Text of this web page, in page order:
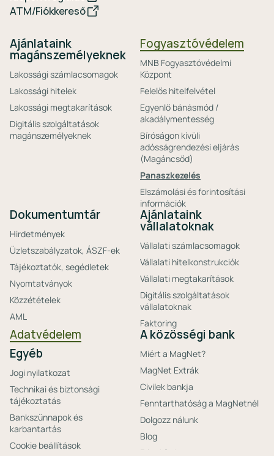
ATM/Fiókkereső
Ajánlataink
magánszemélyeknek
Lakossági számlacsomagok
Lakossági hitelek
Lakossági megtakarítások
Digitális szolgáltatások
magánszemélyeknek
Fogyasztóvédelem
MNB Fogyasztóvédelmi
Központ
Felelős hitelfelvétel
Egyenlő bánásmód /
akadálymentesség
Bíróságon kívüli
adósságrendezési eljárás
(Magáncsőd)
Panaszkezelés
Elszámolási és forintosítási
információk
Dokumentumtár
Hirdetmények
Üzletszabályzatok, ÁSZF-ek
Tájékoztatók, segédletek
Nyomtatványok
Közzétételek
AML
Ajánlataink
vállalatoknak
Vállalati számlacsomagok
Vállalati hitelkonstrukciók
Vállalati megtakarítások
Digitális szolgáltatások
vállalatoknak
Faktoring
Adatvédelem
Egyéb
Jogi nyilatkozat
Technikai és biztonsági
tájékoztatás
Bankszünnapok és
karbantartás
Cookie beállítások
A közösségi bank
Miért a MagNet?
MagNet Extrák
Civilek bankja
Fenntarthatóság a MagNetnél
Dolgozz nálunk
Blog
Friss hírek